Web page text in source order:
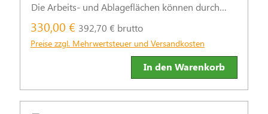
Die Arbeits- und Ablageflächen können durch
praktische Stand- und Rollcontainer sinnvoll
ergänzt werden.
330,00 € 392,70 € brutto
Preise zzgl. Mehrwertsteuer und Versandkosten
In den Warenkorb